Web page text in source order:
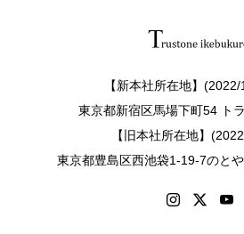
【新本社所在地】
東京都新宿区馬場下町54 ト
【旧本社所在地】
東京都豊島区西池袋1-19-7のと